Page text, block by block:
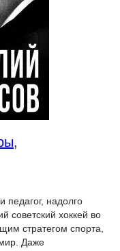
,
педагог, надолго
советский хоккей во
стратегом спорта,
мир. Даже